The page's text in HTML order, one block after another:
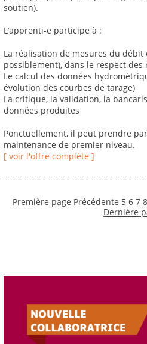
soutien).
L’apprenti-e participe à :
La réalisation de mesures du débit
possiblement), dans le respect des
Le calcul des données
évolution des courbes de tarage)
La critique, la validation, la
données produites
Ponctuellement, il peut prendre
maintenance de premier niveau.
[ voir l'offre complète ]
Première page Précédente 5 6 7 8
Dernière